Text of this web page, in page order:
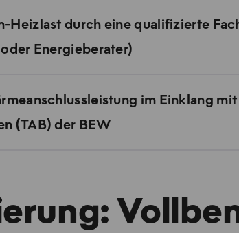
Heizlast durch eine qualifizierte
Energieberater)
im Einklang
(TAB) der BEW